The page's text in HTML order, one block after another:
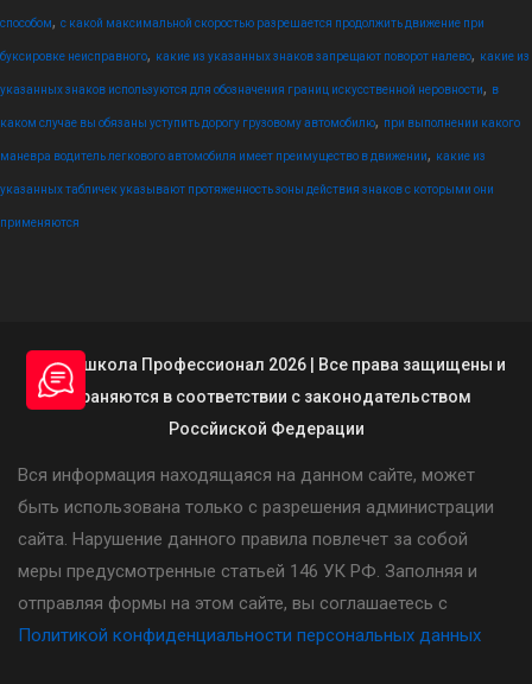
способом, с какой максимальной скоростью разрешается продолжить движение при
буксировке неисправного, какие из указанных знаков запрещают поворот налево, какие из
указанных знаков используются для обозначения границ искусственной неровности, в
каком случае вы обязаны уступить дорогу грузовому автомобилю, при выполнении какого
маневра водитель легкового автомобиля имеет преимущество в движении, какие из
указанных табличек указывают протяженность зоны действия знаков с которыми они
применяются
© Автошкола Профессионал 2026 | Все права защищены и
охраняются в соответствии с законодательством
Россйиской Федерации
Вся информация находящаяся на данном сайте, может
быть использована только с разрешения администрации
сайта. Нарушение данного правила повлечет за собой
меры предусмотренные статьей 146 УК РФ. Заполняя и
отправляя формы на этом сайте, вы соглашаетесь с
Политикой конфиденциальности персональных данных